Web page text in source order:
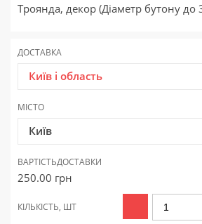
Троянда, декор (Діаметр бутону до
ДОСТАВКА
Київ і область
МІСТО
Київ
ВАРТІСТЬДОСТАВКИ
250.00 грн
КІЛЬКІСТЬ, ШТ